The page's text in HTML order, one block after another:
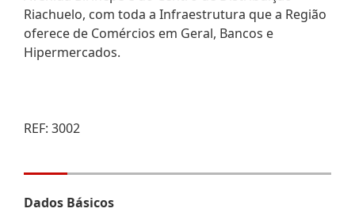
Riachuelo, com toda a Infraestrutura que a Região
oferece de Comércios em Geral, Bancos e
Hipermercados.
REF: 3002
Dados Básicos